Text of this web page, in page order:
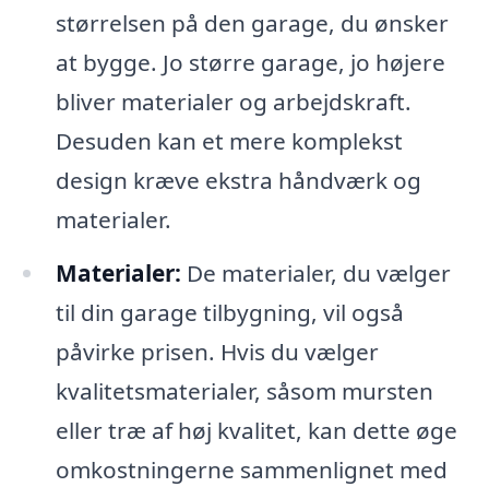
størrelsen på den garage, du ønsker
at bygge. Jo større garage, jo højere
bliver materialer og arbejdskraft.
Desuden kan et mere komplekst
design kræve ekstra håndværk og
materialer.
Materialer: De materialer, du vælger
til din garage tilbygning, vil også
påvirke prisen. Hvis du vælger
kvalitetsmaterialer, såsom mursten
eller træ af høj kvalitet, kan dette øge
omkostningerne sammenlignet med